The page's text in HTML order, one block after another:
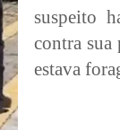
suspeito
contra
estava